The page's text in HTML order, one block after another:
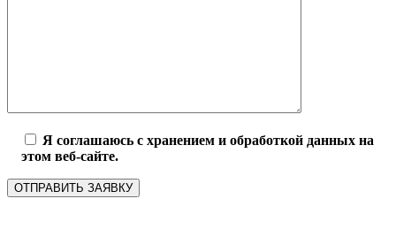
Я соглашаюсь с хранением и обработкой данных на
этом веб-сайте.